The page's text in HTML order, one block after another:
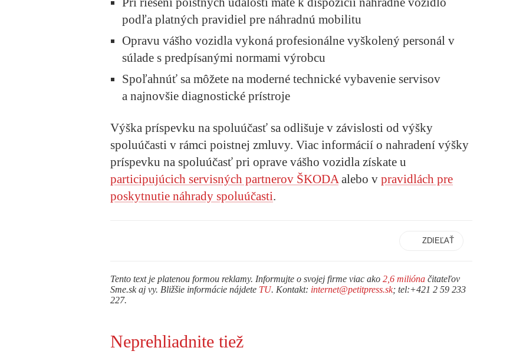
podľa platných pravidiel pre náhradnú mobilitu
Opravu vášho vozidla vykoná profesionálne vyškolený personál v
súlade s predpísanými normami výrobcu
Spoľahnúť sa môžete na moderné technické vybavenie servisov
a najnovšie diagnostické prístroje
Výška príspevku na spoluúčasť sa odlišuje v závislosti od výšky
spoluúčasti v rámci poistnej zmluvy. Viac informácií o nahradení výšky
príspevku na spoluúčasť pri oprave vášho vozidla získate u
participujúcich servisných partnerov ŠKODAalebo v pravidlách pre
poskytnutie náhrady spoluúčasti.
ZDIEĽAŤ
Tento text je platenou formou reklamy. Informujte o svojej firme viac ako 2,6 milióna čitateľov
Sme.sk aj vy. Bližšie informácie nájdete TU. Kontakt: internet@petitpress.sk; tel:+421 2 59 233
227.
Neprehliadnite tiež